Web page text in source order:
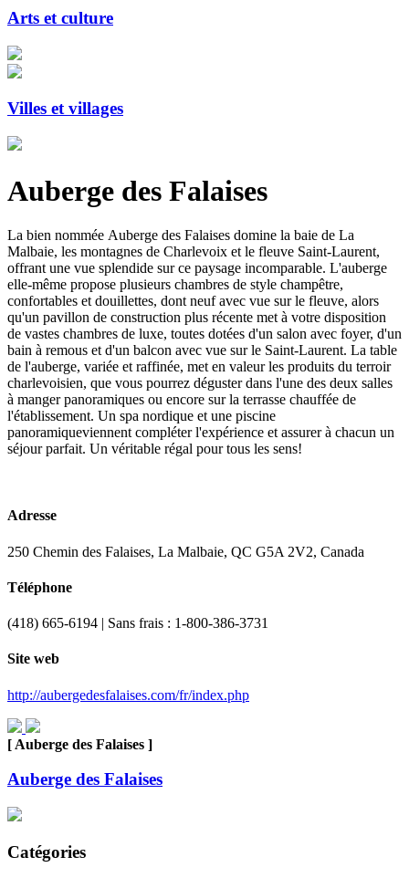
Arts et culture
Villes et villages
Auberge des Falaises
La bien nommée Auberge des Falaises domine la baie de La
Malbaie, les montagnes de Charlevoix et le fleuve Saint-Laurent,
offrant une vue splendide sur ce paysage incomparable. L'auberge
elle-même propose plusieurs chambres de style champêtre,
confortables et douillettes, dont neuf avec vue sur le fleuve, alors
qu'un pavillon de construction plus récente met à votre disposition
de vastes chambres de luxe, toutes dotées d'un salon avec foyer, d'un
bain à remous et d'un balcon avec vue sur le Saint-Laurent. La table
de l'auberge, variée et raffinée, met en valeur les produits du terroir
charlevoisien, que vous pourrez déguster dans l'une des deux salles
à manger panoramiques ou encore sur la terrasse chauffée de
l'établissement. Un spa nordique et une piscine
panoramiqueviennent compléter l'expérience et assurer à chacun un
séjour parfait. Un véritable régal pour tous les sens!
Adresse
250 Chemin des Falaises, La Malbaie, QC G5A 2V2, Canada
Téléphone
(418) 665-6194 | Sans frais : 1-800-386-3731
Site web
http://aubergedesfalaises.com/fr/index.php
[ Auberge des Falaises ]
Auberge des Falaises
Catégories